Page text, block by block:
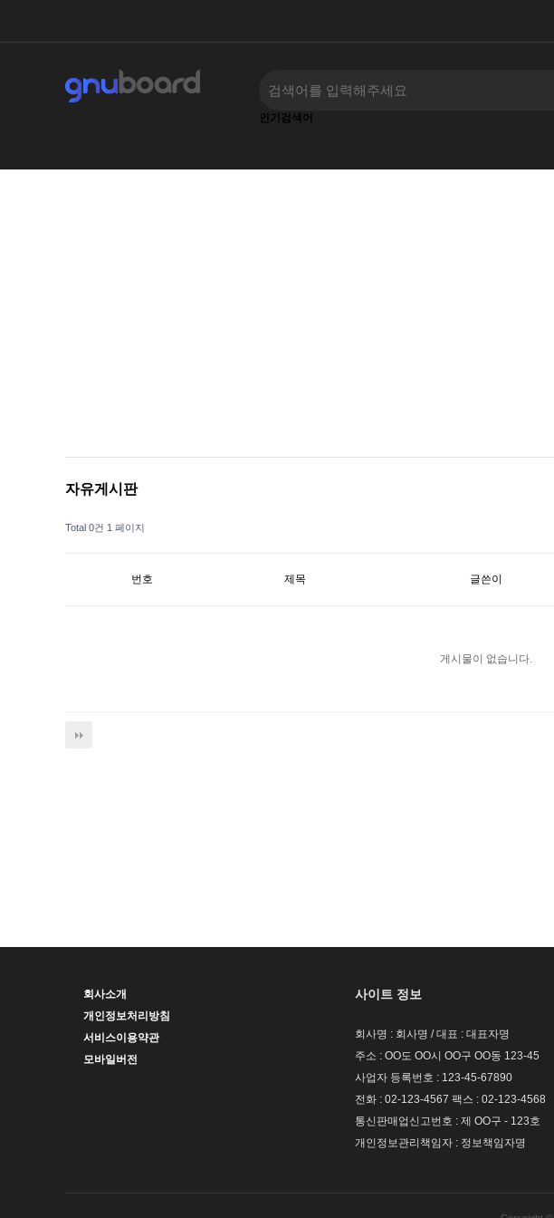
인기검색어
자유게시판
Total 0건 1 페이지
번호 제목 글쓴이
게시물이 없습니다.
회사소개
개인정보처리방침
서비스이용약관
모바일버전
사이트 정보
회사명 : 회사명 / 대표 : 대표자명
주소 : OO도 OO시 OO구 OO동 123-45
사업자 등록번호 : 123-45-67890
전화 : 02-123-4567 팩스 : 02-123-4568
통신판매업신고번호 : 제 OO구 - 123호
개인정보관리책임자 : 정보책임자명